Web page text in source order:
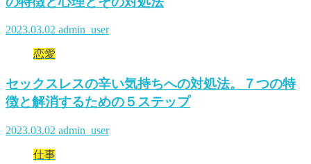
2023.03.02 admin_user
恋愛
セックスレスの辛い気持ちへの対処法。７つの特
徴と解消するための５ステップ
2023.03.02 admin_user
仕事